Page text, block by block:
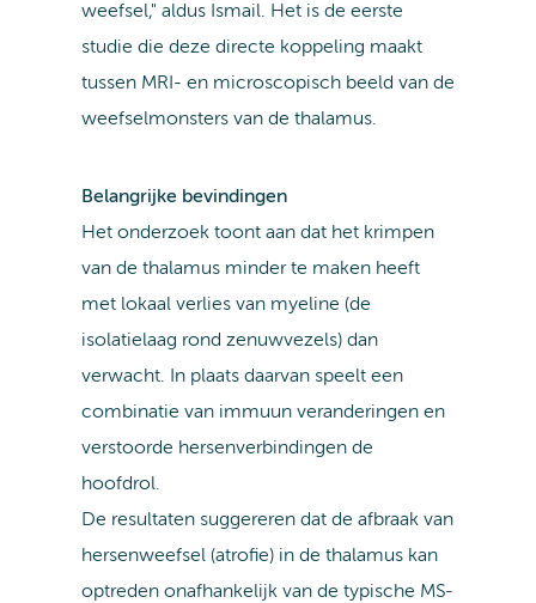
weefsel," aldus Ismail. Het is de eerste
studie die deze directe koppeling maakt
tussen MRI- en microscopisch beeld van de
weefselmonsters van de thalamus.
Belangrijke bevindingen
Het onderzoek toont aan dat het krimpen
van de thalamus minder te maken heeft
met lokaal verlies van myeline (de
isolatielaag rond zenuwvezels) dan
verwacht. In plaats daarvan speelt een
combinatie van immuun veranderingen en
verstoorde hersenverbindingen de
hoofdrol.
De resultaten suggereren dat de afbraak van
hersenweefsel (atrofie) in de thalamus kan
optreden onafhankelijk van de typische MS-